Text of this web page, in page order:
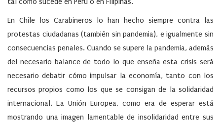
En Chile los Carabineros lo han hecho siempre contra las
protestas ciudadanas (también sin pandemia), e igualmente sin
consecuencias penales. Cuando se supere la pandemia, además
del necesario balance de todo lo que enseña esta crisis será
necesario debatir cómo impulsar la economía, tanto con los
recursos propios como los que se consigan de la solidaridad
internacional. La Unión Europea, como era de esperar está
mostrando una imagen lamentable de insolidaridad entre sus